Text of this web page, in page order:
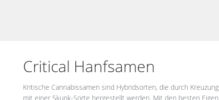
Critical Hanfsamen
Kritische Cannabissamen sind Hybridsorten, die durch
mit einer Skunk-Sorte hergestellt werden. Mit den besten
einschließlich kälteren Gegenden, sondern produzieren auch
wenn Sie ein gewerblicher Anbauer sind, gute Dienste